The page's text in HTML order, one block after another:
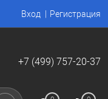
Вход Регистрация
+7 (499) 757-20-37